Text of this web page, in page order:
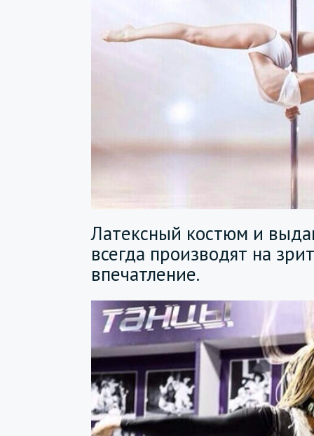
Латексный костюм и
всегда производят на
впечатление.